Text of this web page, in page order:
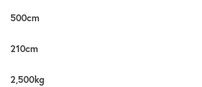
500cm
210cm
2,500kg